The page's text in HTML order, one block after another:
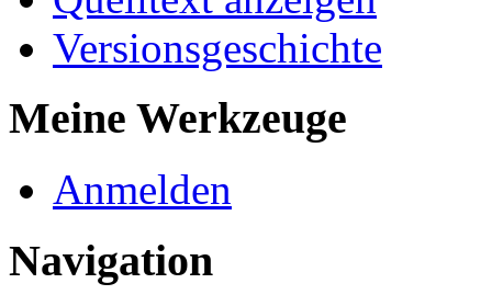
Versionsgeschichte
Meine Werkzeuge
Anmelden
Navigation